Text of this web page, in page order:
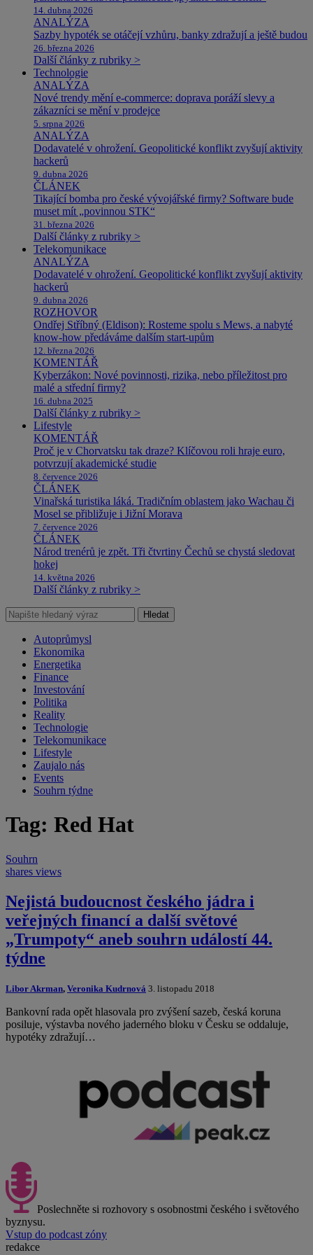
14. dubna 2026
ANALÝZA
Sazby hypoték se otáčejí vzhůru, banky zdražují a ještě budou
26. března 2026
Další články z rubriky >
Technologie
ANALÝZA
Nové trendy mění e-commerce: doprava poráží slevy a
zákazníci se mění v prodejce
5. srpna 2026
ANALÝZA
Dodavatelé v ohrožení. Geopolitické konflikt zvyšují aktivity
hackerů
9. dubna 2026
ČLÁNEK
Tikající bomba pro české vývojářské firmy? Software bude
muset mít „povinnou STK“
31. března 2026
Další články z rubriky >
Telekomunikace
ANALÝZA
Dodavatelé v ohrožení. Geopolitické konflikt zvyšují aktivity
hackerů
9. dubna 2026
ROZHOVOR
Ondřej Stříbný (Eldison): Rosteme spolu s Mews, a nabyté
know-how předáváme dalším start-upům
12. března 2026
KOMENTÁŘ
Kyberzákon: Nové povinnosti, rizika, nebo příležitost pro
malé a střední firmy?
16. dubna 2025
Další články z rubriky >
Lifestyle
KOMENTÁŘ
Proč je v Chorvatsku tak draze? Klíčovou roli hraje euro,
potvrzují akademické studie
8. července 2026
ČLÁNEK
Vinařská turistika láká. Tradičním oblastem jako Wachau či
Mosel se přibližuje i Jižní Morava
7. července 2026
ČLÁNEK
Národ trenérů je zpět. Tři čtvrtiny Čechů se chystá sledovat
hokej
14. května 2026
Další články z rubriky >
Hledat
Autoprůmysl
Ekonomika
Energetika
Finance
Investování
Politika
Reality
Technologie
Telekomunikace
Lifestyle
Zaujalo nás
Events
Souhrn týdne
Tag: Red Hat
Souhrn
shares views
Nejistá budoucnost českého jádra i
veřejných financí a další světové
„Trumpoty“ aneb souhrn událostí 44.
týdne
Libor Akrman, Veronika Kudrnová 3. listopadu 2018
Bankovní rada opět hlasovala pro zvýšení sazeb, česká koruna
posiluje, výstavba nového jaderného bloku v Česku se oddaluje,
hypotéky zdražují…
Poslechněte si rozhovory s osobnostmi českého i světového
byznysu.
Vstup do podcast zóny
redakce